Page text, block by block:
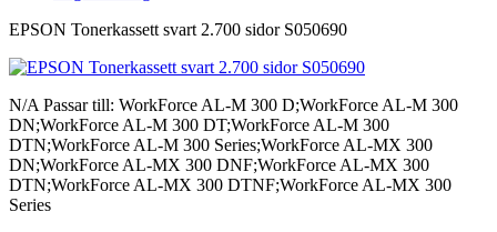
EPSON Tonerkassett svart 2.700 sidor S050690
N/A Passar till: WorkForce AL-M 300 D;WorkForce AL-M 300
DN;WorkForce AL-M 300 DT;WorkForce AL-M 300
DTN;WorkForce AL-M 300 Series;WorkForce AL-MX 300
DN;WorkForce AL-MX 300 DNF;WorkForce AL-MX 300
DTN;WorkForce AL-MX 300 DTNF;WorkForce AL-MX 300
Series